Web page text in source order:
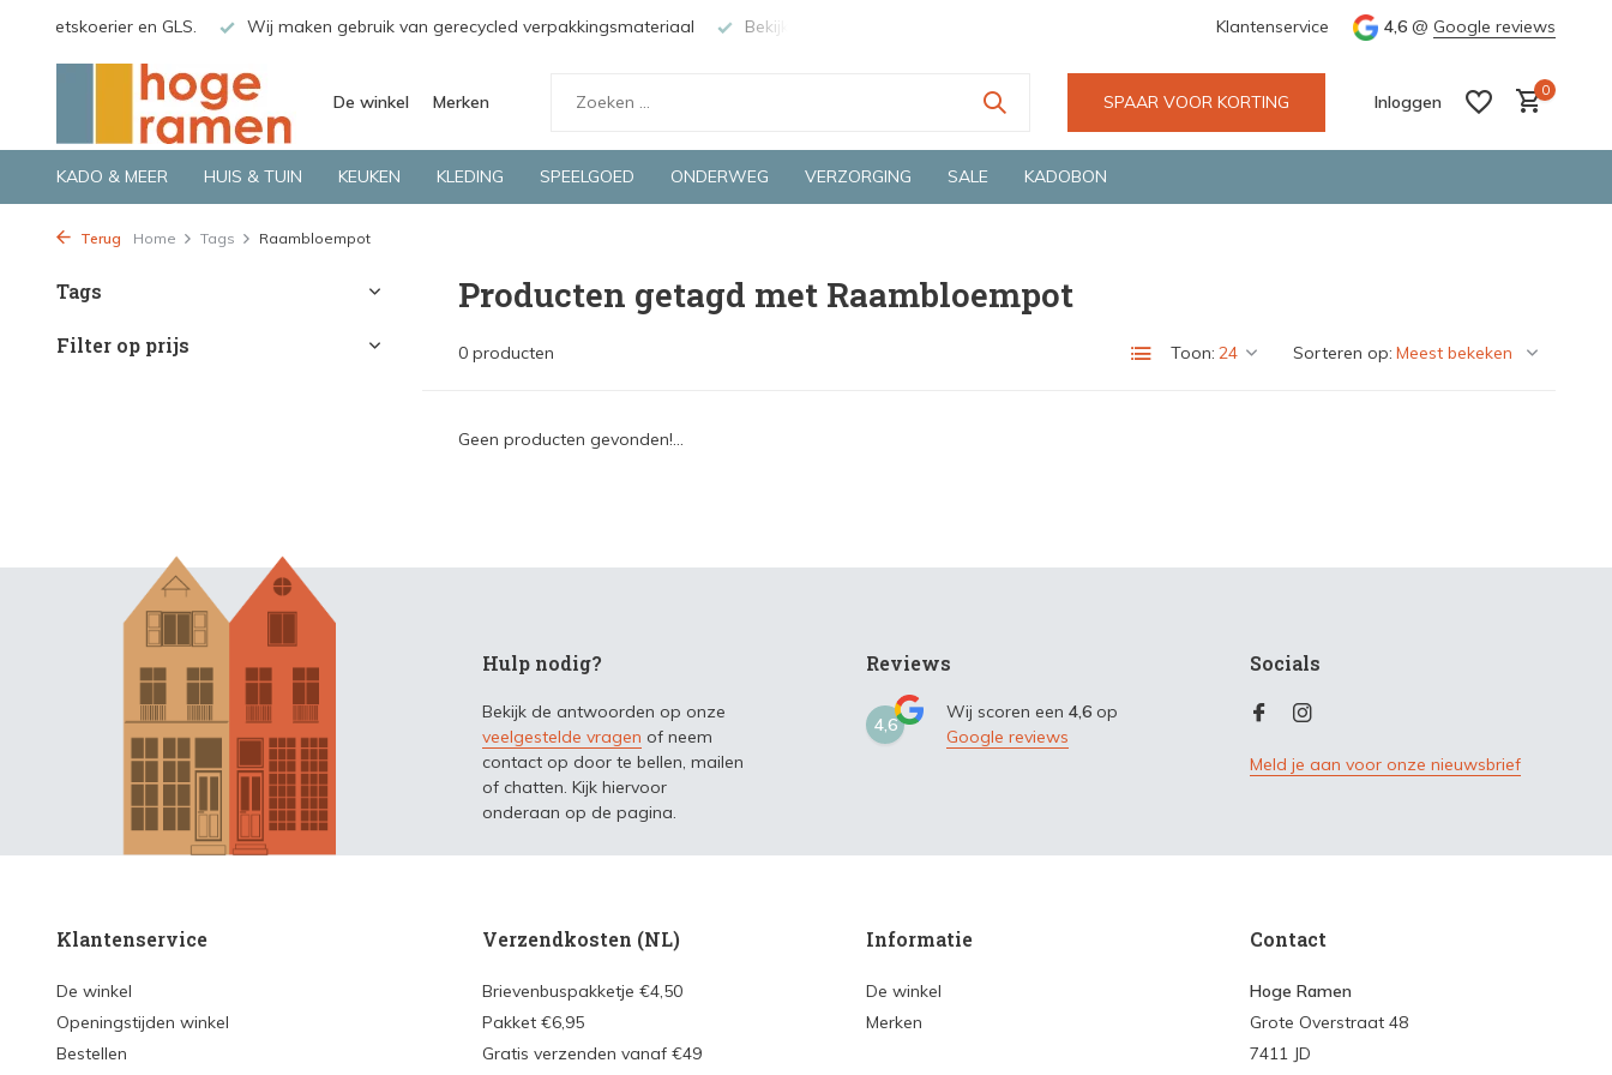
Fietskoerier en GLS. Wij maken gebruik van gerecycled verpakkingsmateriaal Bekijk de producten live in onze winkel in Deventer Groene en snelle bezorging door o.a. Fietskoerier en
Klantenservice 4,6 @ Google reviews
De winkel Merken SPAAR VOOR KORTING Inloggen
0
KADO & MEER HUIS & TUIN KEUKEN KLEDING SPEELGOED ONDERWEG VERZORGING SALE KADOBON
Terug Home Tags Raambloempot
Tags
Filter op prijs
Producten getagd met Raambloempot
0 producten Toon: Sorteren op:
Geen producten gevonden!...
Hulp nodig?
Bekijk de antwoorden op onze
veelgestelde vragen of neem
contact op door te bellen, mailen
of chatten. Kijk hiervoor
onderaan op de pagina.
Reviews
4,6
Wij scoren een 4,6 op
Google reviews
Socials
Meld je aan voor onze nieuwsbrief
Klantenservice
De winkel
Openingstijden winkel
Bestellen
Verzendkosten (NL)
Brievenbuspakketje €4,50
Pakket €6,95
Gratis verzenden vanaf €49
Informatie
De winkel
Merken
Contact
Hoge Ramen
Grote Overstraat 48
7411 JD